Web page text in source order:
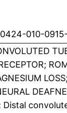
010-
Distal